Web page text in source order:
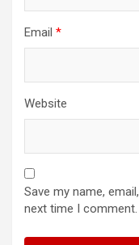
Email *
Website
Save my name,
next time I comment.